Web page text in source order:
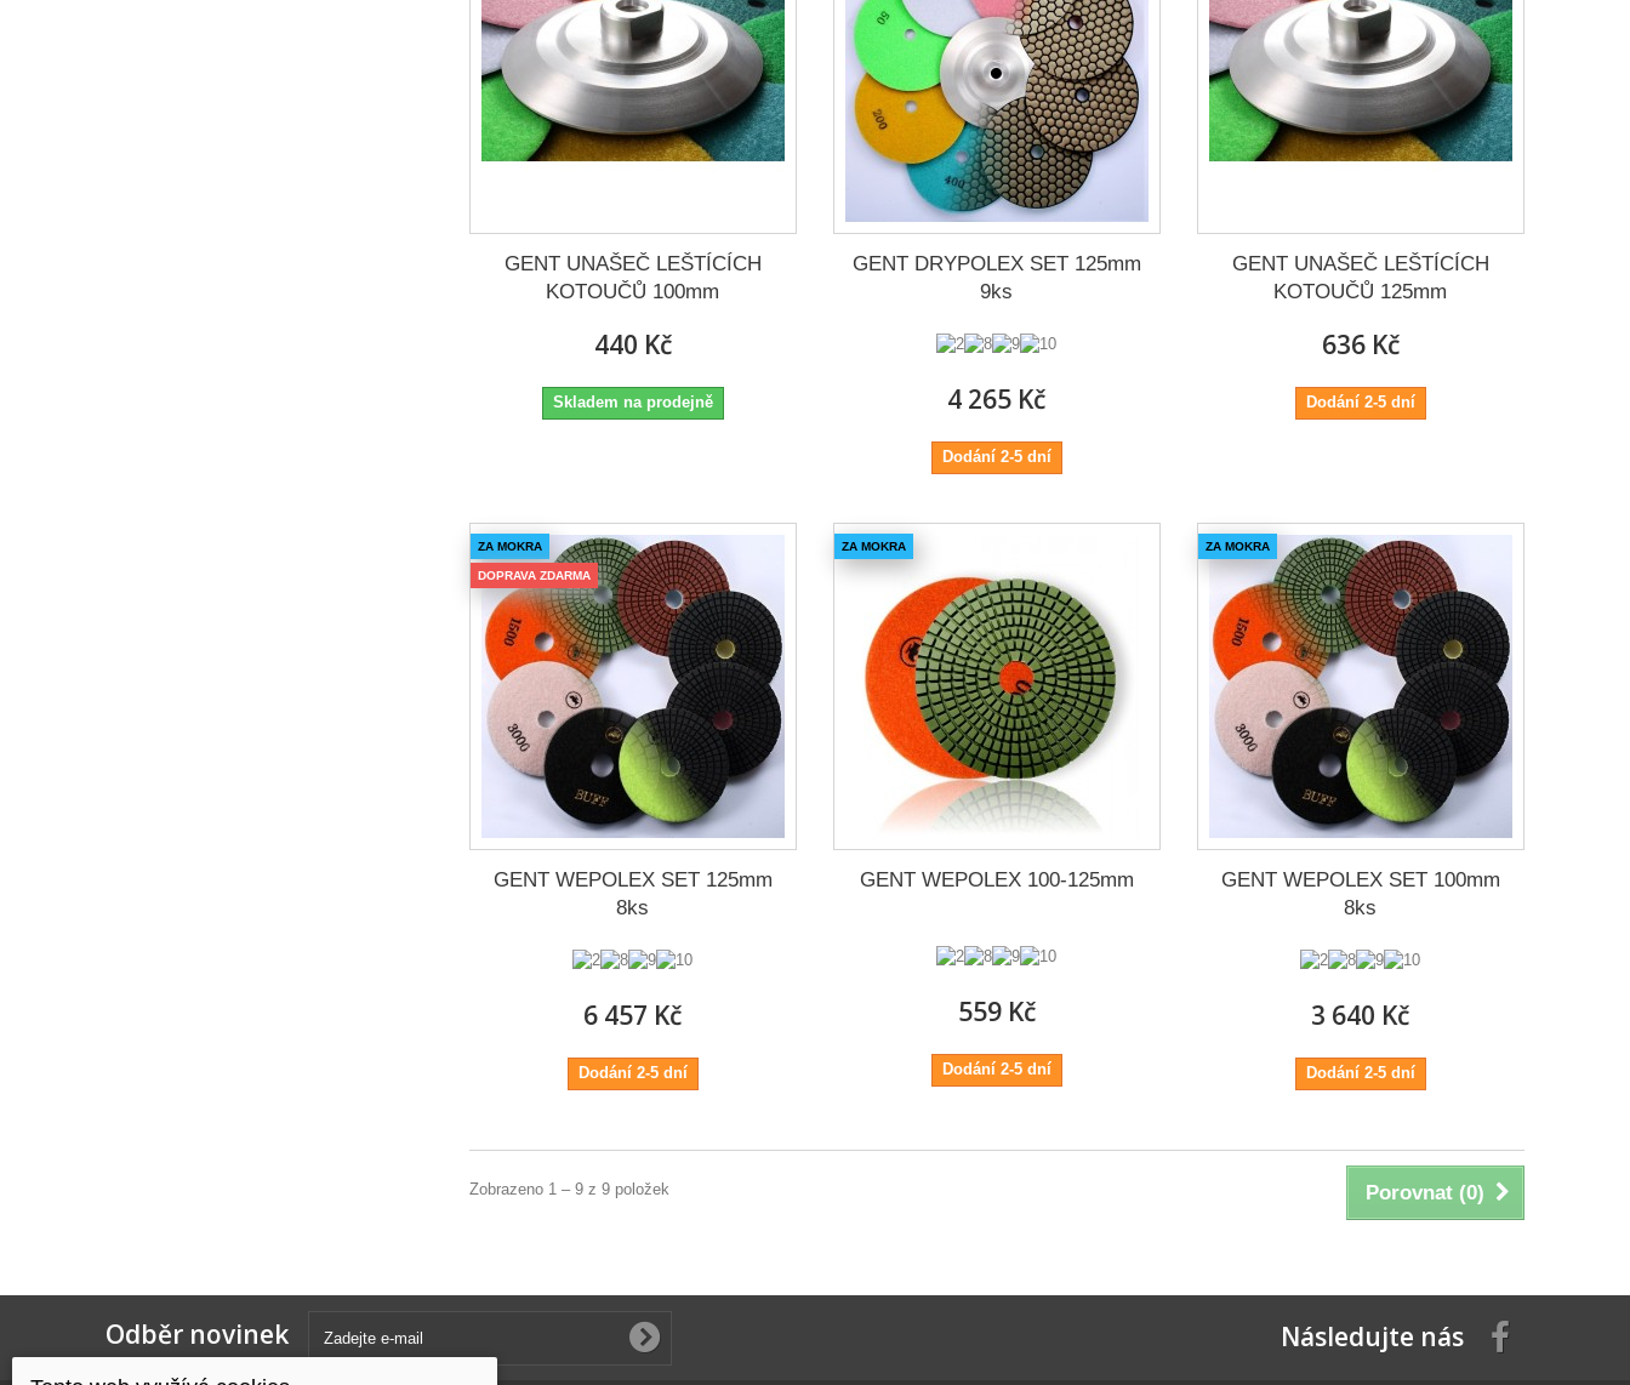
GENT UNAŠEČ LEŠTÍCÍCH
KOTOUČŮ 100mm
440 Kč
Skladem na prodejně
GENT DRYPOLEX SET 125mm
9ks
4 265 Kč
Dodání 2-5 dní
GENT UNAŠEČ LEŠTÍCÍCH
KOTOUČŮ 125mm
636 Kč
Dodání 2-5 dní
ZA MOKRA
DOPRAVA ZDARMA
GENT WEPOLEX SET 125mm
8ks
6 457 Kč
Dodání 2-5 dní
ZA MOKRA
GENT WEPOLEX 100-125mm
559 Kč
Dodání 2-5 dní
ZA MOKRA
GENT WEPOLEX SET 100mm
8ks
3 640 Kč
Dodání 2-5 dní
Porovnat (0)
Zobrazeno 1 – 9 z 9 položek
Odběr novinek Následujte nás